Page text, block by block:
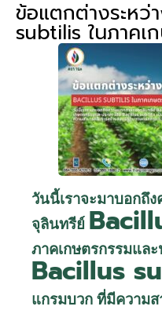
ข้อแตกต่างระหว่
subtilis ในภาคเ
วันนี้เราจะมาบอกถึ
จุลินทรีย์
ภาคเกษตรกรรมและ
Bacillus
แกรมบวก ที่มีความส